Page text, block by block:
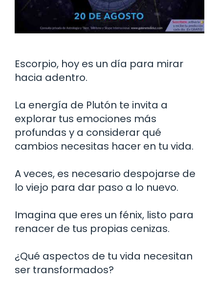
Escorpio, hoy es un día para mirar
hacia adentro.
La energía de Plutón te invita a
explorar tus emociones más
profundas y a considerar qué
cambios necesitas hacer en tu vida.
A veces, es necesario despojarse de
lo viejo para dar paso a lo nuevo.
Imagina que eres un fénix, listo para
renacer de tus propias cenizas.
¿Qué aspectos de tu vida necesitan
ser transformados?